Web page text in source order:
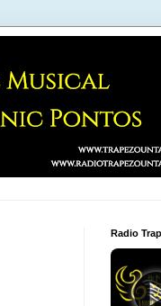
Radio